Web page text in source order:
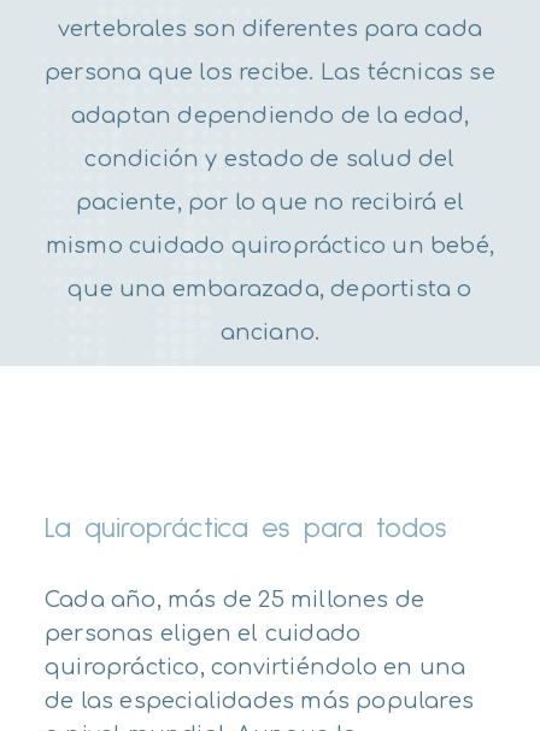
vertebrales son diferentes para cada
persona que los recibe. Las técnicas se
adaptan dependiendo de la edad,
condición y estado de salud del
paciente, por lo que no recibirá el
mismo cuidado quiropráctico un bebé,
que una embarazada, deportista o
anciano.
La quiropráctica es para todos
Cada año, más de 25 millones de
personas eligen el cuidado
quiropráctico, convirtiéndolo en una
de las especialidades más populares